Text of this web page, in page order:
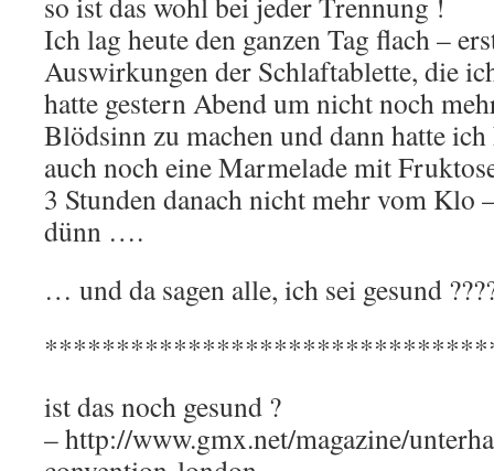
Ich lag heute den ganzen Tag flach –
Auswirkungen der Schlaftablette, die
hatte gestern Abend um nicht noch
Blödsinn zu machen und dann hatte
auch noch eine Marmelade mit
3 Stunden danach nicht mehr vom Klo
dünn ….
… und da sagen alle, ich sei gesund
ist das noch gesund ?
– http://www.gmx.net/magazine/